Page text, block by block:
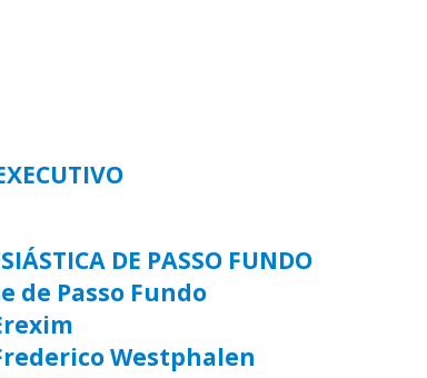
DE PASSO FUNDO
de Passo Fundo
Westphalen